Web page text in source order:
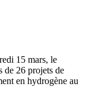
15 mars, le
de 26 projets de
en hydrogène au